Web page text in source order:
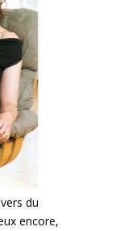
du
encore,